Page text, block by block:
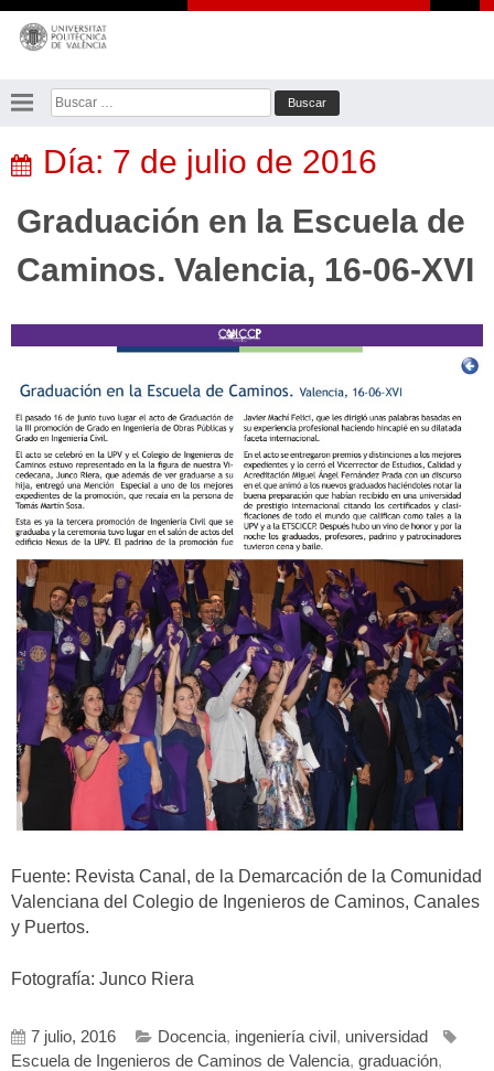
Saltar
contenido
Buscar:
Día: 7 de julio de 2016
Graduación en la Escuela de
Caminos. Valencia, 16-06-XVI
Fuente: Revista Canal, de la Demarcación de la Comunidad
Valenciana del Colegio de Ingenieros de Caminos, Canales
y Puertos.
Fotografía: Junco Riera
7 julio, 2016 Docencia, ingeniería civil , universidad
Escuela de Ingenieros de Caminos de Valencia, graduación,